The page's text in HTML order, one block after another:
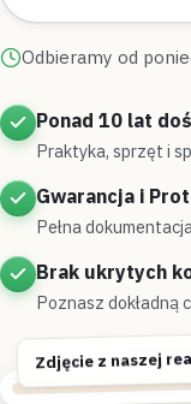
Odbieramy od
Ponad 10 lat
Praktyka, sprzęt i
Gwarancja i
Pełna
Brak ukrytych
Poznasz dokładną
Zdjęcie z naszej